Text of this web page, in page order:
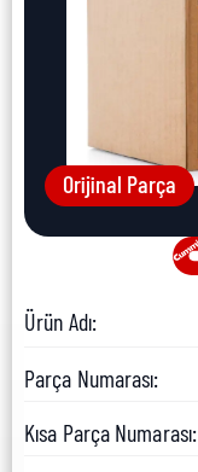
Orijinal Parça
Ürün Adı:
Parça Numarası:
Kısa Parça Numarası: